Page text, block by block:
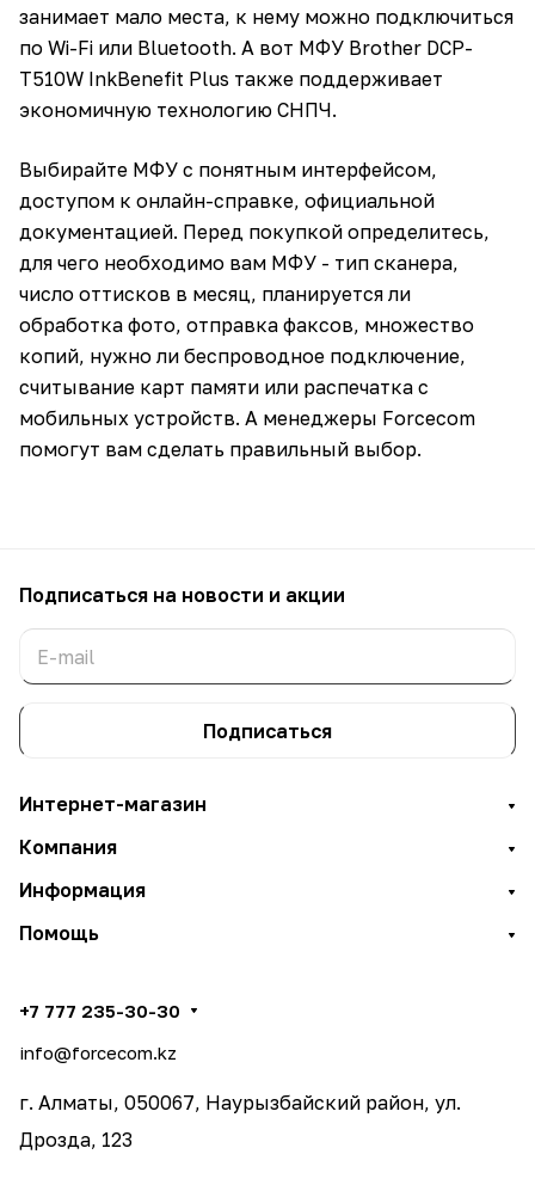
занимает мало места, к нему можно подключиться
по Wi-Fi или Bluetooth. А вот МФУ Brother DCP-
T510W InkBenefit Plus также поддерживает
экономичную технологию СНПЧ.
Выбирайте МФУ с понятным интерфейсом,
доступом к онлайн-справке, официальной
документацией. Перед покупкой определитесь,
для чего необходимо вам МФУ - тип сканера,
число оттисков в месяц, планируется ли
обработка фото, отправка факсов, множество
копий, нужно ли беспроводное подключение,
считывание карт памяти или распечатка с
мобильных устройств. А менеджеры Forcecom
помогут вам сделать правильный выбор.
Подписаться на новости и акции
Подписаться
Интернет-магазин
Компания
Информация
Помощь
+7 777 235-30-30
info@forcecom.kz
г. Алматы, 050067, Наурызбайский район, ул.
Дрозда, 123